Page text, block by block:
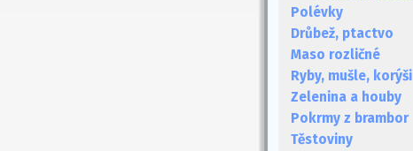
Polévky
Drůbež, ptactvo
Maso rozličné
Ryby, mušle, korýši
Zelenina a houby
Pokrmy z brambor
Těstoviny